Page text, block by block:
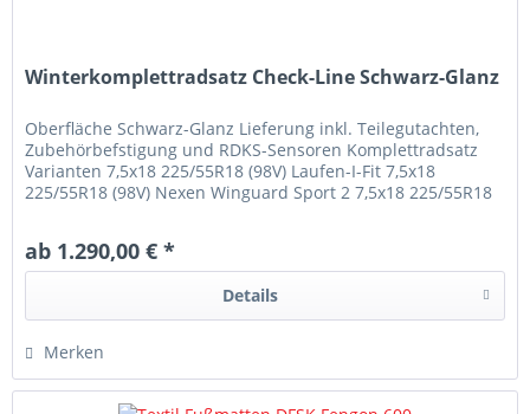
Winterkomplettradsatz Check-Line Schwarz-Glanz
Oberfläche Schwarz-Glanz Lieferung inkl. Teilegutachten,
Zubehörbefstigung und RDKS-Sensoren Komplettradsatz
Varianten 7,5x18 225/55R18 (98V) Laufen-I-Fit 7,5x18
225/55R18 (98V) Nexen Winguard Sport 2 7,5x18 225/55R18
ab 1.290,00 € *
Details
Merken